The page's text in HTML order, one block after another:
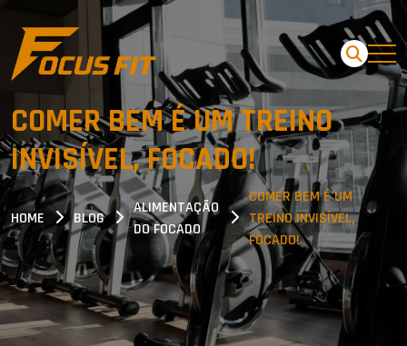
COMER BEM É UM TREINO
INVISÍVEL, FOCADO!
HOME BLOG
ALIMENTAÇÃO
DO FOCADO
COMER BEM É UM
TREINO INVISÍVEL,
FOCADO!